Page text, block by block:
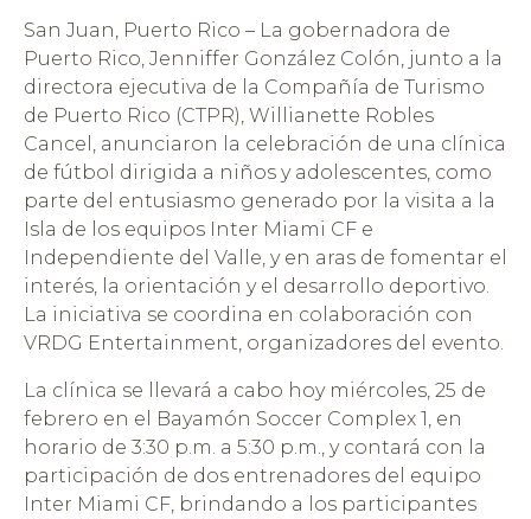
San Juan, Puerto Rico – La gobernadora de
Puerto Rico, Jenniffer González Colón, junto a la
directora ejecutiva de la Compañía de Turismo
de Puerto Rico (CTPR), Willianette Robles
Cancel, anunciaron la celebración de una clínica
de fútbol dirigida a niños y adolescentes, como
parte del entusiasmo generado por la visita a la
Isla de los equipos Inter Miami CF e
Independiente del Valle, y en aras de fomentar el
interés, la orientación y el desarrollo deportivo.
La iniciativa se coordina en colaboración con
VRDG Entertainment, organizadores del evento.
La clínica se llevará a cabo hoy miércoles, 25 de
febrero en el Bayamón Soccer Complex 1, en
horario de 3:30 p.m. a 5:30 p.m., y contará con la
participación de dos entrenadores del equipo
Inter Miami CF, brindando a los participantes